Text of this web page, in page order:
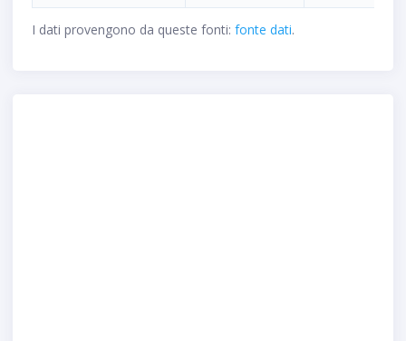
I dati provengono da queste fonti: fonte dati.